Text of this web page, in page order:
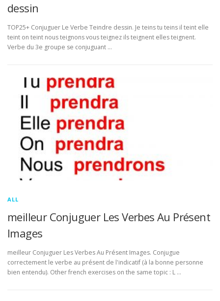
dessin
TOP25+ Conjuguer Le Verbe Teindre dessin. Je teins tu teins il teint elle
teint on teint nous teignons vous teignez ils teignent elles teignent.
Verbe du 3e groupe se conjuguant …
ALL
meilleur Conjuguer Les Verbes Au Présent
Images
meilleur Conjuguer Les Verbes Au Présent Images. Conjugue
correctement le verbe au présent de l'indicatif (à la bonne personne
bien entendu). Other french exercises on the same topic : L …